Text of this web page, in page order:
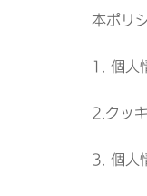
本ポリ
1. 個人
2.クッ
3. 個人